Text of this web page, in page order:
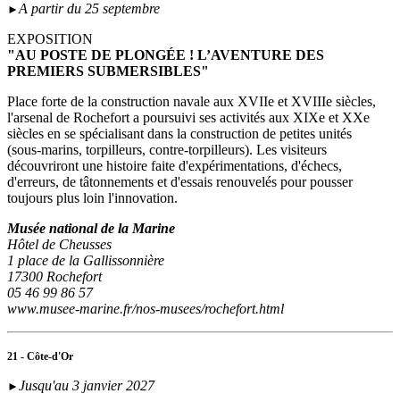
►A partir du 25 septembre
EXPOSITION
"AU POSTE DE PLONGÉE ! L’AVENTURE DES
PREMIERS SUBMERSIBLES"
Place forte de la construction navale aux XVIIe et XVIIIe siècles,
l'arsenal de Rochefort a poursuivi ses activités aux XIXe et XXe
siècles en se spécialisant dans la construction de petites unités
(sous‑marins, torpilleurs, contre-torpilleurs). Les visiteurs
découvriront une histoire faite d'expérimentations, d'échecs,
d'erreurs, de tâtonnements et d'essais renouvelés pour pousser
toujours plus loin l'innovation.
Musée national de la Marine
Hôtel de Cheusses
1 place de la Gallissonnière
17300 Rochefort
05 46 99 86 57
www.musee-marine.fr/nos-musees/rochefort.html
21 - Côte-d'Or
► Jusqu'au 3 janvier 2027